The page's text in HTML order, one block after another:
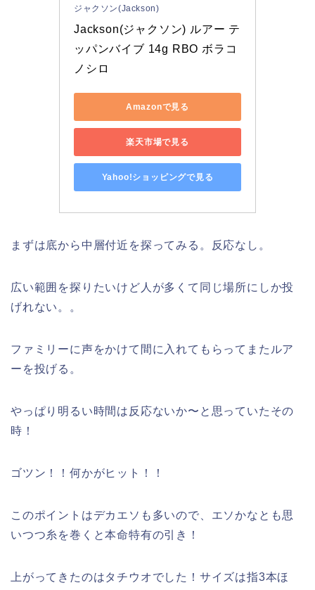
ジャクソン(Jackson)
Jackson(ジャクソン) ルアー テ
ッパンバイブ 14g RBO ボラコ
ノシロ
Amazonで見る
楽天市場で見る
Yahoo!ショッピングで見る
まずは底から中層付近を探ってみる。反応なし。
広い範囲を探りたいけど人が多くて同じ場所にしか投
げれない。。
ファミリーに声をかけて間に入れてもらってまたルア
ーを投げる。
やっぱり明るい時間は反応ないか〜と思っていたその
時！
ゴツン！！何かがヒット！！
このポイントはデカエソも多いので、エソかなとも思
いつつ糸を巻くと本命特有の引き！
上がってきたのはタチウオでした！サイズは指3本ほ